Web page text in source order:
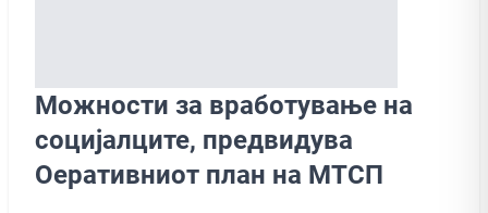
Можности за вработување на
социјалците, предвидува
Оеративниот план на МТСП